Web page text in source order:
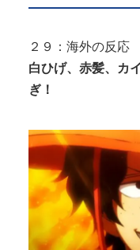
２９：海外の反応
白ひげ、赤髪、カ
ぎ！